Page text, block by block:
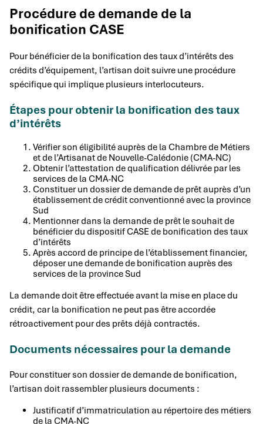
Procédure de demande de la
bonification CASE
Pour bénéficier de la bonification des taux d’intérêts des
crédits d’équipement, l’artisan doit suivre une procédure
spécifique qui implique plusieurs interlocuteurs.
Étapes pour obtenir la bonification des taux
d’intérêts
Vérifier son éligibilité auprès de la Chambre de Métiers
et de l’Artisanat de Nouvelle-Calédonie (CMA-NC)
Obtenir l’attestation de qualification délivrée par les
services de la CMA-NC
Constituer un dossier de demande de prêt auprès d’un
établissement de crédit conventionné avec la province
Sud
Mentionner dans la demande de prêt le souhait de
bénéficier du dispositif CASE de bonification des taux
d’intérêts
Après accord de principe de l’établissement financier,
déposer une demande de bonification auprès des
services de la province Sud
La demande doit être effectuée avant la mise en place du
crédit, car la bonification ne peut pas être accordée
rétroactivement pour des prêts déjà contractés.
Documents nécessaires pour la demande
Pour constituer son dossier de demande de bonification,
l’artisan doit rassembler plusieurs documents :
Justificatif d’immatriculation au répertoire des métiers
de la CMA-NC